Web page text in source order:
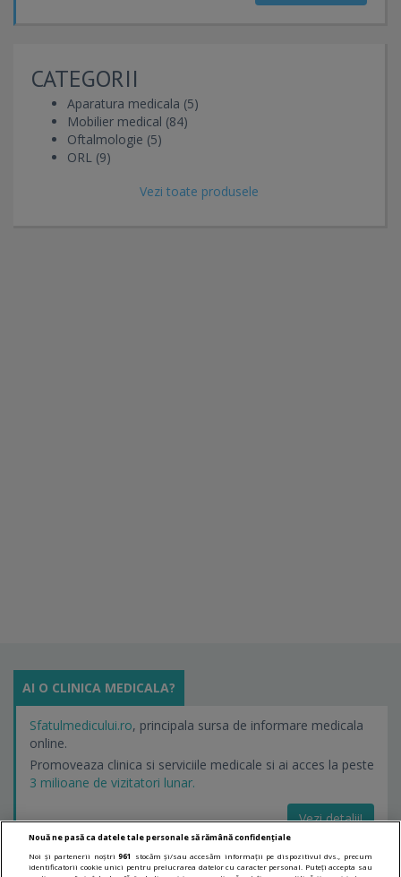
CATEGORII
Aparatura medicala (5)
Mobilier medical (84)
Oftalmologie (5)
ORL (9)
Vezi toate produsele
AI O CLINICA MEDICALA?
Sfatulmedicului.ro, principala sursa de informare medicala
online.
Promoveaza clinica si serviciile medicale si ai acces la peste
3 milioane de vizitatori lunar.
Vezi detalii!
Nouă ne pasă ca datele tale personale să rămână confidențiale
Noi și partenerii noștri961
stocăm și/sau accesăm informații pe dispozitivul dvs., precum
identificatorii cookie unici pentru prelucrarea datelor cu caracter personal. Puteți accepta sau